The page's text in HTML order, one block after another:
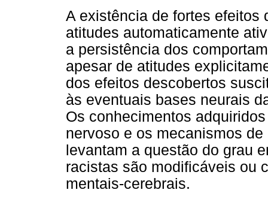
A existência de fortes efeitos
atitudes automaticamente
a persistência dos
apesar de atitudes
dos efeitos descobertos
às eventuais bases neurais
Os conhecimentos
nervoso e os mecanismos
levantam a questão do grau
racistas são modificáveis ou
mentais-cerebrais.